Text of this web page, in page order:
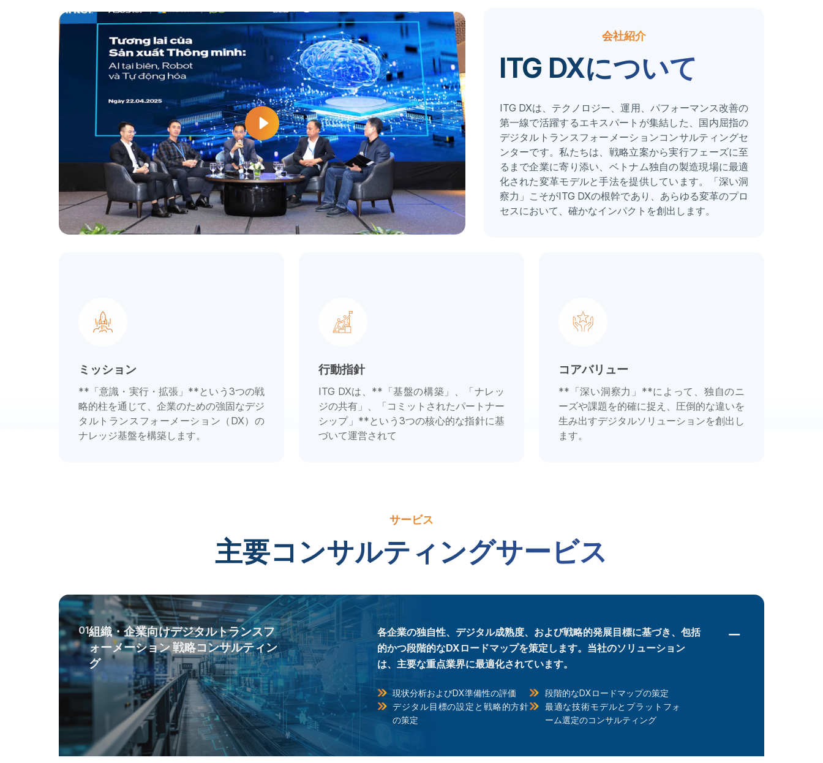
会社紹介
ITG DXについて
ITG DXは、テクノロジー、運用、パフォーマンス改善の
第一線で活躍するエキスパートが集結した、国内屈指の
デジタルトランスフォーメーションコンサルティングセ
ンターです。私たちは、戦略立案から実行フェーズに至
るまで企業に寄り添い、ベトナム独自の製造現場に最適
化された変革モデルと手法を提供しています。「深い洞
察力」こそがITG DXの根幹であり、あらゆる変革のプロ
セスにおいて、確かなインパクトを創出します。
ミッション
**「意識・実行・拡張」**という3つの戦
略的柱を通じて、企業のための強固なデジ
タルトランスフォーメーション（DX）の
ナレッジ基盤を構築します。
行動指針
ITG DXは、**「基盤の構築」、「ナレッ
ジの共有」、「コミットされたパートナー
シップ」**という3つの核心的な指針に基
づいて運営されて
コアバリュー
**「深い洞察力」**によって、独自のニ
ーズや課題を的確に捉え、圧倒的な違いを
生み出すデジタルソリューションを創出し
ます。
サービス
主要コンサルティングサービス
01組織・企業向けデジタルトランスフ
ォーメーション 戦略コンサルティン
グ
各企業の独自性、デジタル成熟度、および戦略的発展目標に基づき、包括
的かつ段階的なDXロードマップを策定します。当社のソリューション
は、主要な重点業界に最適化されています。
現状分析およびDX準備性の評価
段階的なDXロードマップの策定
デジタル目標の設定と戦略的方針
の策定
最適な技術モデルとプラットフォ
ーム選定のコンサルティング